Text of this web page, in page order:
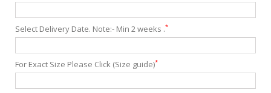
Select Delivery Date. Note:- Min 2 weeks .*
For Exact Size Please Click (Size guide)*